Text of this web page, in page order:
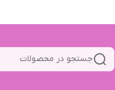
جستجو در محصولات